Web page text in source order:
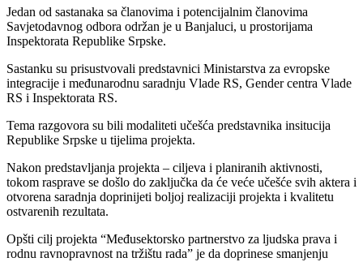
Jedan od sastanaka sa članovima i potencijalnim članovima
Savjetodavnog odbora održan je u Banjaluci, u prostorijama
Inspektorata Republike Srpske.
Sastanku su prisustvovali predstavnici Ministarstva za evropske
integracije i međunarodnu saradnju Vlade RS, Gender centra Vlade
RS i Inspektorata RS.
Tema razgovora su bili modaliteti učešća predstavnika insitucija
Republike Srpske u tijelima projekta.
Nakon predstavljanja projekta – ciljeva i planiranih aktivnosti,
tokom rasprave se došlo do zaključka da će veće učešće svih aktera i
otvorena saradnja doprinijeti boljoj realizaciji projekta i kvalitetu
ostvarenih rezultata.
Opšti cilj projekta “Međusektorsko partnerstvo za ljudska prava i
rodnu ravnopravnost na tržištu rada” je da doprinese smanjenju